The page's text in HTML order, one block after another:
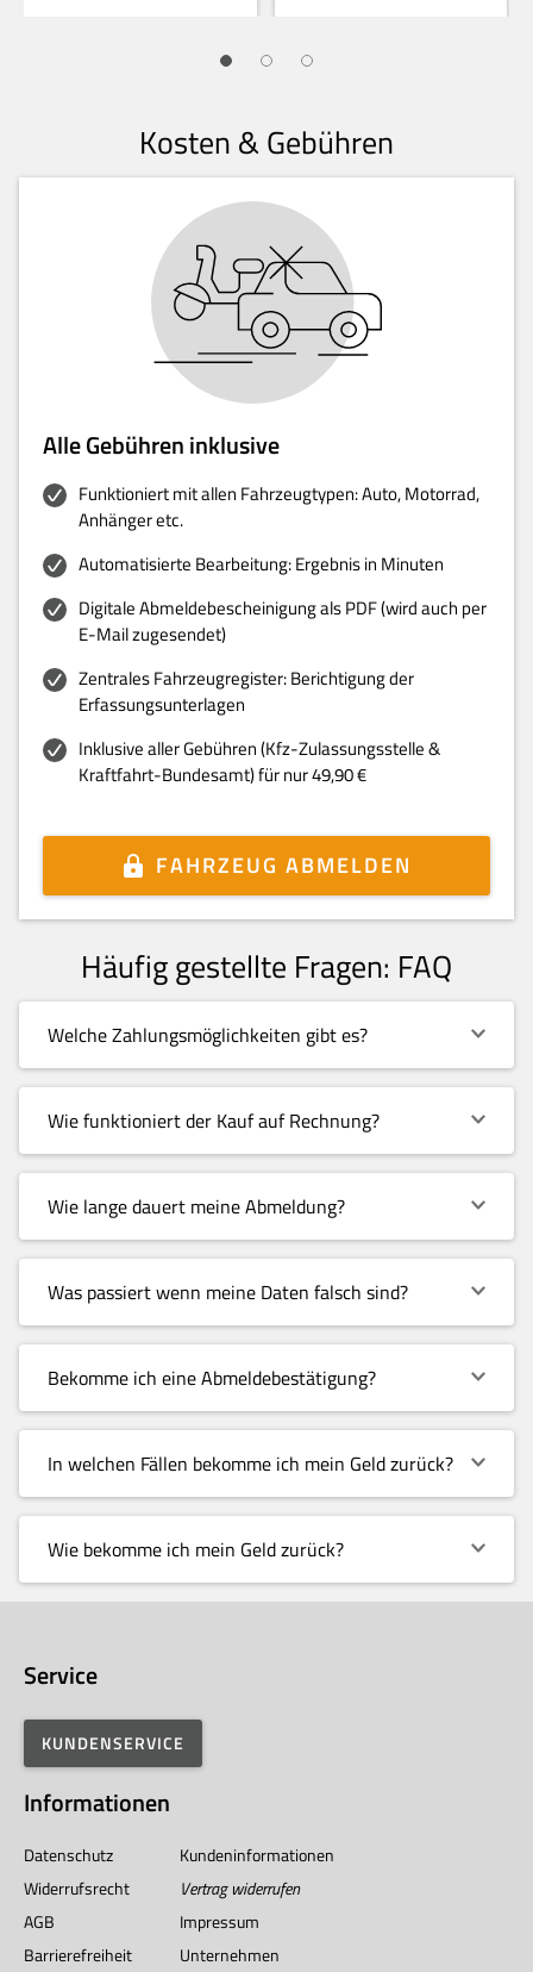
Kosten & Gebühren
Alle Gebühren inklusive
Funktioniert mit allen Fahrzeugtypen: Auto, Motorrad,
Anhänger etc.
Automatisierte Bearbeitung: Ergebnis in Minuten
Digitale Abmeldebescheinigung als PDF (wird auch per
E-Mail zugesendet)
Zentrales Fahrzeugregister: Berichtigung der
Erfassungsunterlagen
Inklusive aller Gebühren (Kfz-Zulassungsstelle &
Kraftfahrt-Bundesamt) für nur 49,90 €
FAHRZEUG ABMELDEN
Häufig gestellte Fragen: FAQ
Welche Zahlungsmöglichkeiten gibt es?
Wie funktioniert der Kauf auf Rechnung?
Wie lange dauert meine Abmeldung?
Was passiert wenn meine Daten falsch sind?
Bekomme ich eine Abmeldebestätigung?
In welchen Fällen bekomme ich mein Geld zurück?
Wie bekomme ich mein Geld zurück?
Service
KUNDENSERVICE
Informationen
Datenschutz
Kundeninformationen
Widerrufsrecht
Vertrag widerrufen
AGB
Impressum
Barrierefreiheit
Unternehmen